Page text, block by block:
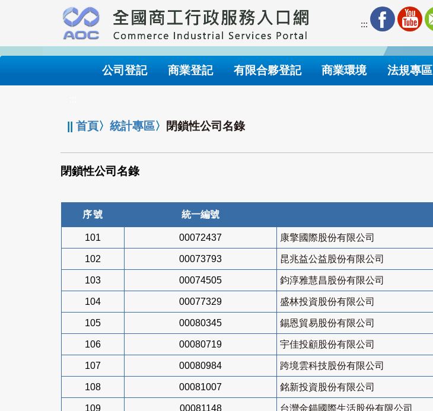
要
內
:::
公司登記 商業登記 有限合夥登記 商業環境 法規專區
||首頁〉統計專區〉 閉鎖性公司名錄
閉鎖性公司名錄
序號 統一編號
101 00072437 康擎國際股份有限公司
102 00073793 昆兆益公益股份有限公司
103 00074505 鈞淳雅慧昌股份有限公司
104 00077329 盛林投資股份有限公司
105 00080345 錫恩貿易股份有限公司
106 00080719 宇佳投顧股份有限公司
107 00080984 跨境雲科技股份有限公司
108 00081007 銘新投資股份有限公司
109 00081148 台灣金錨國際生活股份有限公司